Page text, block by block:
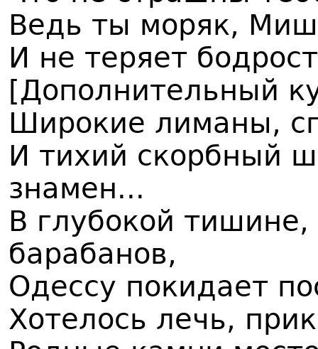
Ведь ты моряк,
И не теряет
[Дополнительный
Широкие лиманы,
И тихий скорбный
знамен...
В глубокой тишине,
барабанов,
Одессу покидает
Хотелось лечь,